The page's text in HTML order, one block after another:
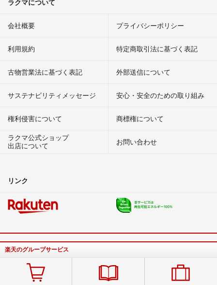
ラクマについて
会社概要 プライバシーポリシー
利用規約 特定商取引法に基づく表記
古物営業法に基づく表記 外部送信について
サステナビリティメッセージ 安心・安全のための取り組み
権利侵害について
商標権について
ラクマ公式ショップ
出店について
お問い合わせ
リンク
楽天のグループサービス